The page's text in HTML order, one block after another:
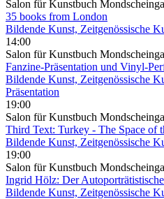
Salon für Kunstbuch
35 books from London
Bildende Kunst, Zeitgenössische
14:00
Salon für Kunstbuch
Fanzine-Präsentation und Vinyl-
Bildende Kunst, Zeitgenössische
Präsentation
19:00
Salon für Kunstbuch
Third Text: Turkey - The Space of
Bildende Kunst, Zeitgenössische
19:00
Salon für Kunstbuch
Ingrid Hölz: Der
Bildende Kunst, Zeitgenössische